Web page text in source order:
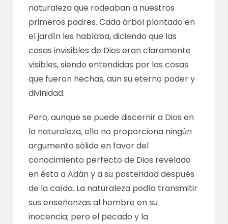
naturaleza que rodeaban a nuestros
primeros padres. Cada árbol plantado en
el jardín les hablaba, diciendo que las
cosas invisibles de Dios eran claramente
visibles, siendo entendidas por las cosas
que fueron hechas, aun su eterno poder y
divinidad.
Pero, aunque se puede discernir a Dios en
la naturaleza, ello no proporciona ningún
argumento sólido en favor del
conocimiento perfecto de Dios revelado
en ésta a Adán y a su posteridad después
de la caída. La naturaleza podía transmitir
sus enseñanzas al hombre en su
inocencia; pero el pecado y la